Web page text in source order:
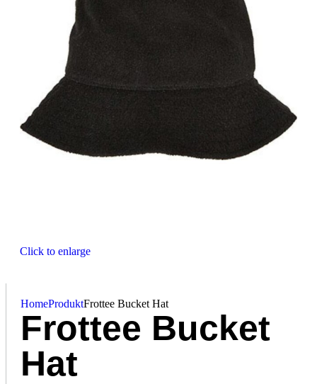
Click to enlarge
HomeProduktFrottee Bucket Hat
Frottee Bucket
Hat